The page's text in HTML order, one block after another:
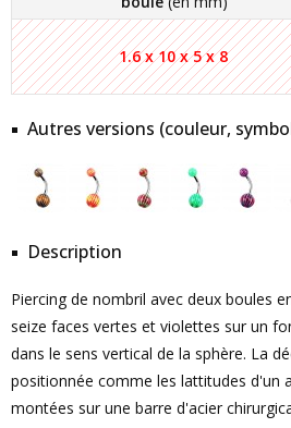
1.6 x 10 x 5 x 8
Autres versions (couleur,
Description
Piercing de nombril avec deux boules
seize faces vertes et violettes sur un
dans le sens vertical de la sphère. La
positionnée comme les lattitudes d'un
montées sur une barre d'acier